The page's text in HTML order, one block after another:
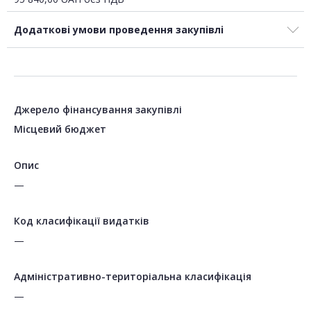
Додаткові умови проведення закупівлі
Джерело фінансування закупівлі
Місцевий бюджет
Опис
—
Код класифікації видатків
—
Адміністративно-територіальна класифікація
—